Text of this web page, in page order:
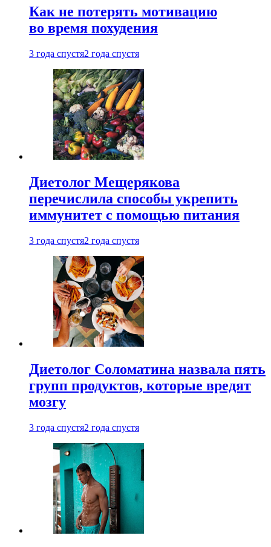
Как не потерять мотивацию
во время похудения
3 года спустя2 года спустя
Диетолог Мещерякова
перечислила способы укрепить
иммунитет с помощью питания
3 года спустя2 года спустя
Диетолог Соломатина назвала пять
групп продуктов, которые вредят
мозгу
3 года спустя2 года спустя